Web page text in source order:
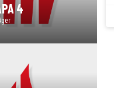
4